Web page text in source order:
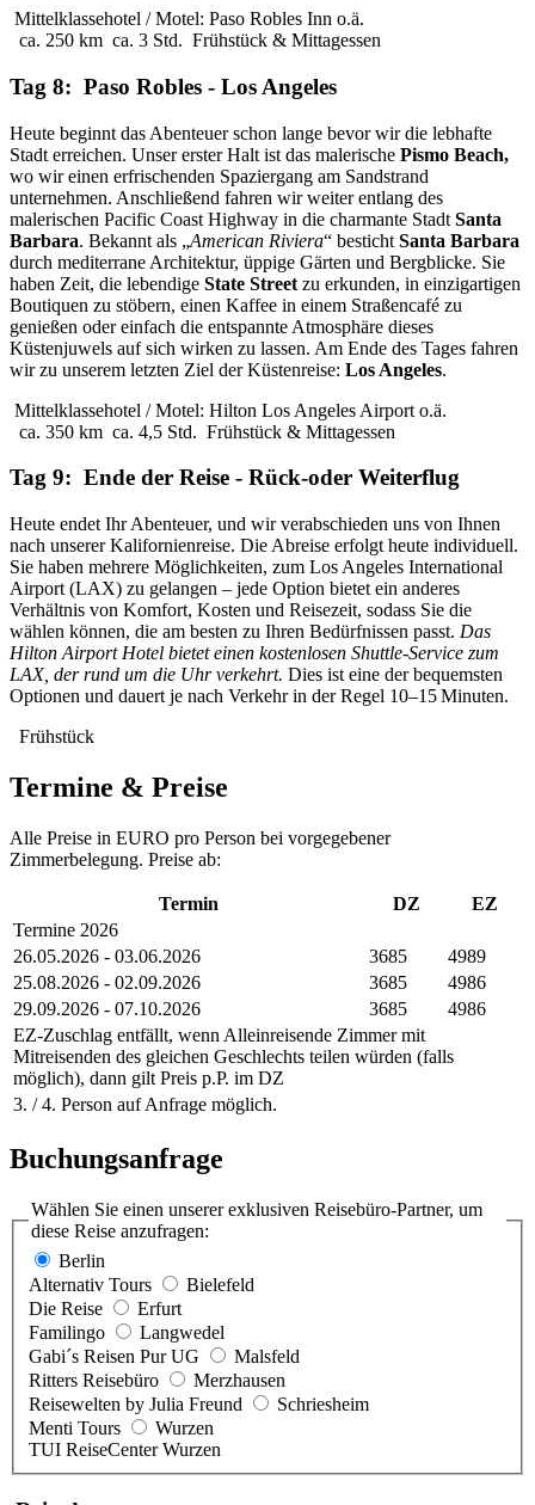
Mittelklassehotel / Motel: Paso Robles Inn o.ä.
ca. 250 km ca. 3 Std. Frühstück & Mittagessen
Tag 8: Paso Robles - Los Angeles
Heute beginnt das Abenteuer schon lange bevor wir die lebhafte
Stadt erreichen. Unser erster Halt ist das malerische Pismo Beach,
wo wir einen erfrischenden Spaziergang am Sandstrand
unternehmen. Anschließend fahren wir weiter entlang des
malerischen Pacific Coast Highway in die charmante Stadt Santa
Barbara. Bekannt als „American Riviera“ besticht Santa Barbara
durch mediterrane Architektur, üppige Gärten und Bergblicke. Sie
haben Zeit, die lebendige State Street zu erkunden, in einzigartigen
Boutiquen zu stöbern, einen Kaffee in einem Straßencafé zu
genießen oder einfach die entspannte Atmosphäre dieses
Küstenjuwels auf sich wirken zu lassen. Am Ende des Tages fahren
wir zu unserem letzten Ziel der Küstenreise: Los Angeles.
Mittelklassehotel / Motel: Hilton Los Angeles Airport o.ä.
ca. 350 km ca. 4,5 Std. Frühstück & Mittagessen
Tag 9: Ende der Reise - Rück-oder Weiterflug
Heute endet Ihr Abenteuer, und wir verabschieden uns von Ihnen
nach unserer Kalifornienreise. Die Abreise erfolgt heute individuell.
Sie haben mehrere Möglichkeiten, zum Los Angeles International
Airport (LAX) zu gelangen – jede Option bietet ein anderes
Verhältnis von Komfort, Kosten und Reisezeit, sodass Sie die
wählen können, die am besten zu Ihren Bedürfnissen passt. Das
Hilton Airport Hotel bietet einen kostenlosen Shuttle-Service zum
LAX, der rund um die Uhr verkehrt. Dies ist eine der bequemsten
Optionen und dauert je nach Verkehr in der Regel 10–15 Minuten.
Frühstück
Termine & Preise
Alle Preise in EURO pro Person bei vorgegebener
Zimmerbelegung. Preise ab:
Termin DZ
EZ
Termine 2026
26.05.2026 - 03.06.2026
3685
4989
25.08.2026 - 02.09.2026
3685
4986
29.09.2026 - 07.10.2026
3685
4986
EZ-Zuschlag entfällt, wenn Alleinreisende Zimmer mit
Mitreisenden des gleichen Geschlechts teilen würden (falls
möglich), dann gilt Preis p.P. im DZ
3. / 4. Person auf Anfrage möglich.
Buchungsanfrage
Wählen Sie einen unserer exklusiven Reisebüro-Partner, um
diese Reise anzufragen:
Berlin
Alternativ Tours
Bielefeld
Die Reise
Erfurt
Familingo
Langwedel
Gabi´s Reisen Pur UG
Malsfeld
Ritters Reisebüro
Merzhausen
Reisewelten by Julia Freund
Schriesheim
Menti Tours
Wurzen
TUI ReiseCenter Wurzen